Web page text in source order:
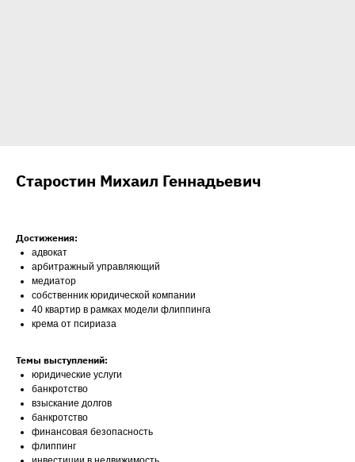
Старостин Михаил Геннадьевич
Достижения:
адвокат
арбитражный управляющий
медиатор
собственник юридической компании
40 квартир в рамках модели флиппинга
крема от псириаза
Темы выступлений:
юридические услуги
банкротство
взыскание долгов
банкротство
финансовая безопасность
флиппинг